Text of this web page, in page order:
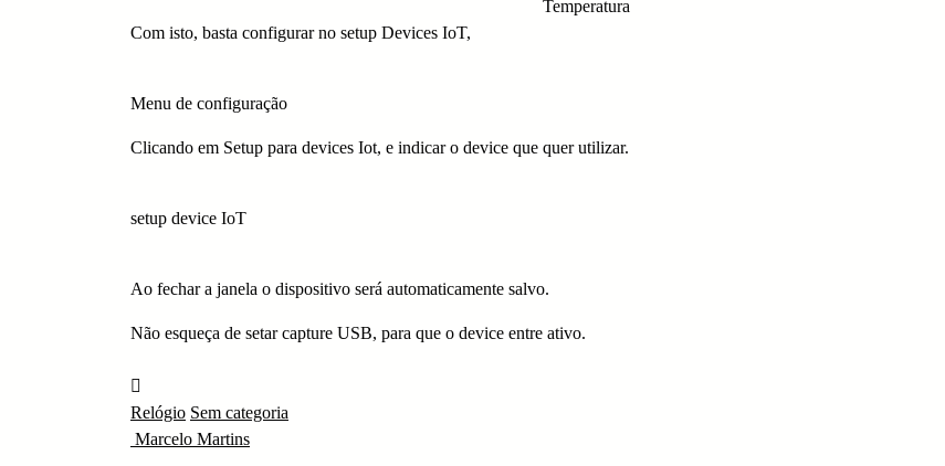
Temperatura
Com isto, basta configurar no setup Devices IoT,
Menu de configuração
Clicando em Setup para devices Iot, e indicar o device que quer utilizar.
setup device IoT
Ao fechar a janela o dispositivo será automaticamente salvo.
Não esqueça de setar capture USB, para que o device entre ativo.
Relógio Sem categoria
Marcelo Martins